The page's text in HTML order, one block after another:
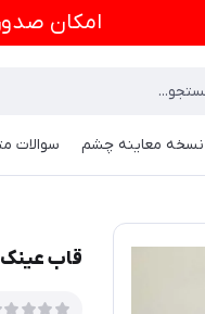
امكان
نسخه معاینه چشم سوالات
قاب